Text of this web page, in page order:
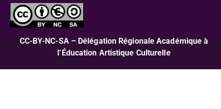
CC-BY-NC-SA – Délégation Régionale Académique à
l’Éducation Artistique Culturelle